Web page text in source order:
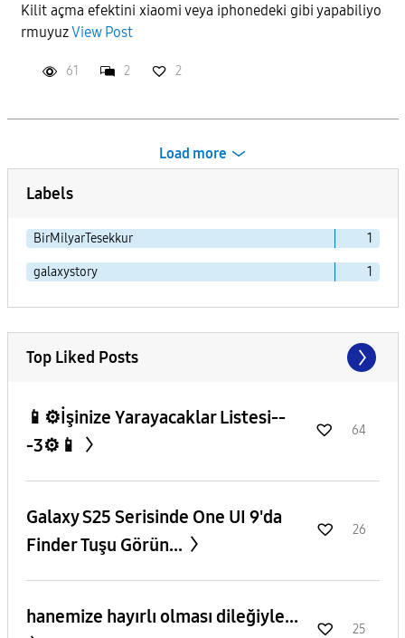
Kilit açma efektini xiaomi veya iphonedeki gibi yapabiliyo
rmuyuzView Post
61 2 2
Load more
Labels
BirMilyarTesekkur 1
galaxystory 1
Top Liked Posts
📱⚙️İşinize Yarayacaklar Listesi--
-3⚙️📱
64
Galaxy S25 Serisinde One UI 9'da
Finder Tuşu Görün...
26
hanemize hayırlı olması dileğiyle...
25